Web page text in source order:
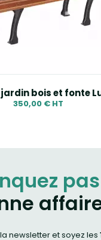
bois et fonte
350,00 € HT
newsletter et soyez les